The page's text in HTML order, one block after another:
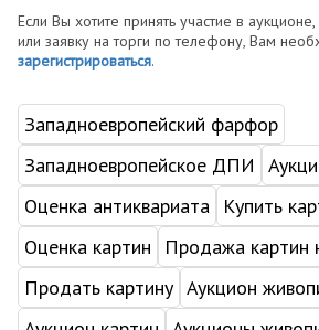
Если Вы хотите принять участие в
или заявку на торги по телефону, Вам
зарегистрироваться.
Западноевропейский фарфор
Западноевропейское ДПИ
Оценка антиквариата
Купить
Оценка картин
Продажа картин
Продать картину Аукцион